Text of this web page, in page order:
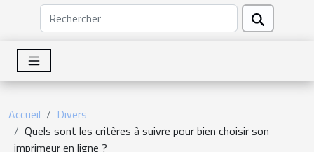
Accueil
Divers
Quels sont les critères à suivre pour bien choisir son
imprimeur en ligne ?